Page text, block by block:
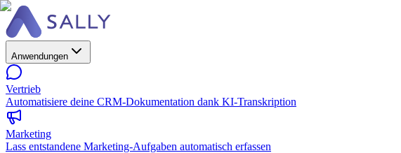
Anwendungen
Vertrieb
Automatisiere deine CRM-Dokumentation dank KI-Transkription
Marketing
Lass entstandene Marketing-Aufgaben automatisch erfassen